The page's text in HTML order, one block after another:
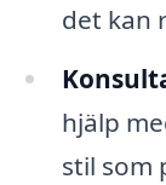
det kan
hjälp
stil som